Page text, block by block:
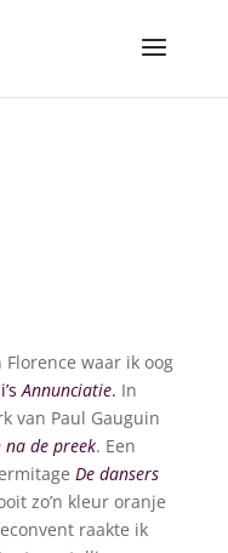
waar ik oog
Annunciatie. In
van Paul Gauguin
na de preek. Een
De dansers
zo’n kleur oranje
raakte ik